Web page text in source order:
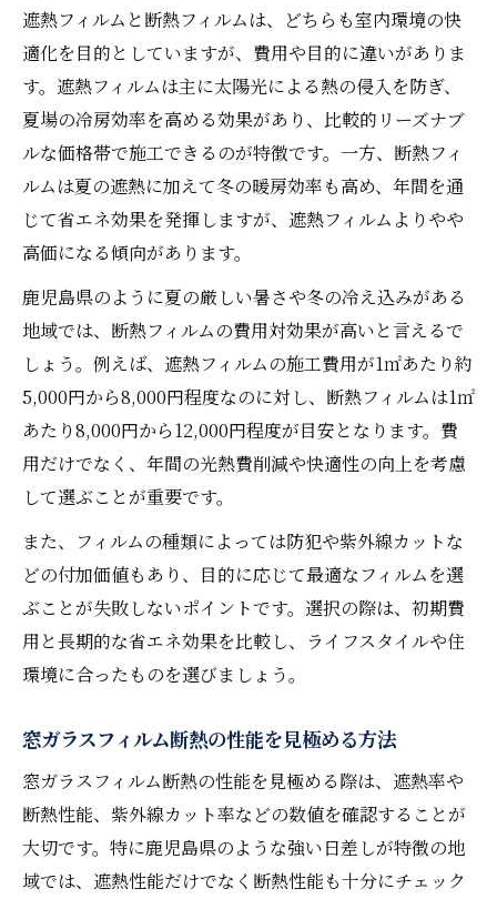
遮熱フィルムと断熱フィルムは、どちらも室内環境の快
適化を目的としていますが、費用や目的に違いがありま
す。遮熱フィルムは主に太陽光による熱の侵入を防ぎ、
夏場の冷房効率を高める効果があり、比較的リーズナブ
ルな価格帯で施工できるのが特徴です。一方、断熱フィ
ルムは夏の遮熱に加えて冬の暖房効率も高め、年間を通
じて省エネ効果を発揮しますが、遮熱フィルムよりやや
高価になる傾向があります。
鹿児島県のように夏の厳しい暑さや冬の冷え込みがある
地域では、断熱フィルムの費用対効果が高いと言えるで
しょう。例えば、遮熱フィルムの施工費用が1㎡あたり約
5,000円から8,000円程度なのに対し、断熱フィルムは1㎡
あたり8,000円から12,000円程度が目安となります。費
用だけでなく、年間の光熱費削減や快適性の向上を考慮
して選ぶことが重要です。
また、フィルムの種類によっては防犯や紫外線カットな
どの付加価値もあり、目的に応じて最適なフィルムを選
ぶことが失敗しないポイントです。選択の際は、初期費
用と長期的な省エネ効果を比較し、ライフスタイルや住
環境に合ったものを選びましょう。
窓ガラスフィルム断熱の性能を見極める方法
窓ガラスフィルム断熱の性能を見極める際は、遮熱率や
断熱性能、紫外線カット率などの数値を確認することが
大切です。特に鹿児島県のような強い日差しが特徴の地
域では、遮熱性能だけでなく断熱性能も十分にチェック